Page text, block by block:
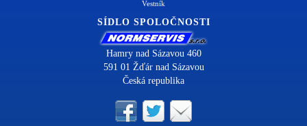
Vestník
SÍDLO SPOLOČNOSTI
Hamry nad Sázavou 460
591 01 Žďár nad Sázavou
Česká republika